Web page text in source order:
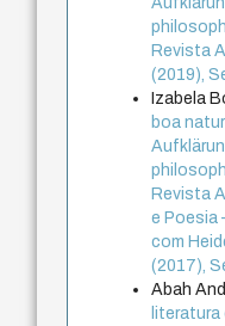
Revista
(2019),
Izabela
boa
Revista
e Poesia
com
(2017),
Abah
literatura